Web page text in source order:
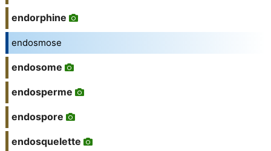
endorphine
endosmose
endosome
endosperme
endospore
endosquelette